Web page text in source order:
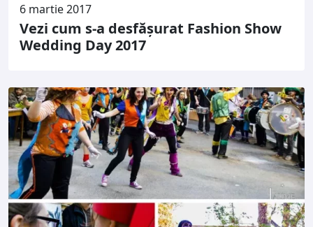
6 martie 2017
Vezi cum s-a desfăşurat Fashion Show
Wedding Day 2017